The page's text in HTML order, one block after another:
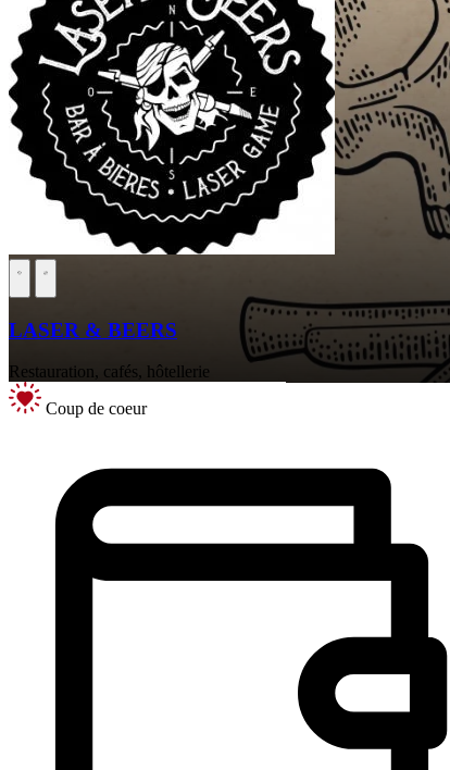
LASER & BEERS
Restauration, cafés, hôtellerie
Coup de coeur